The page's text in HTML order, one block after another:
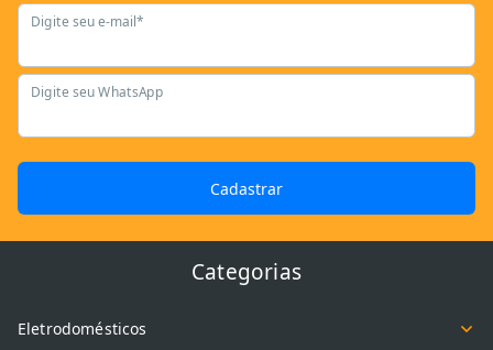
Digite seu e-mail*
Digite seu WhatsApp
Cadastrar
Categorias
Eletrodomésticos